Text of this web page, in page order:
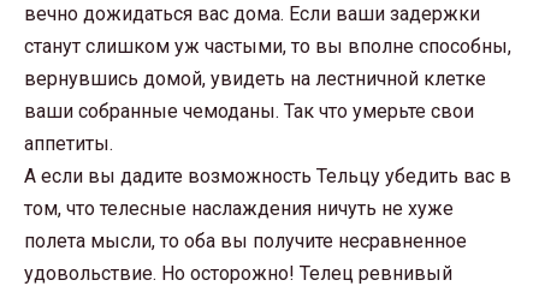
вечно дожидаться вас дома. Если ваши задержки
станут слишком уж частыми, то вы вполне способны,
вернувшись домой, увидеть на лестничной клетке
ваши собранные чемоданы. Так что умерьте свои
аппетиты.
А если вы дадите возможность Тельцу убедить вас в
том, что телесные наслаждения ничуть не хуже
полета мысли, то оба вы получите несравненное
удовольствие. Но осторожно! Телец ревнивый